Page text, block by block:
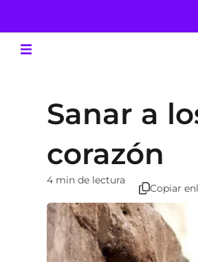
Sanar a
corazón
4 min de lectura
Copiar